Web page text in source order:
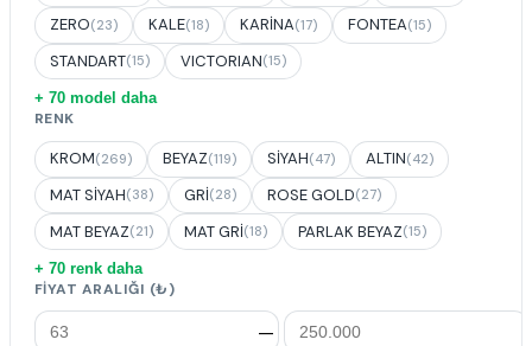
ZERO(23) KALE(18) KARİNA(17) FONTEA(15)
STANDART(15) VICTORIAN(15)
+ 70 model daha
RENK
KROM(269) BEYAZ(119) SİYAH(47) ALTIN(42)
MAT SİYAH(38) GRİ(28) ROSE GOLD(27)
MAT BEYAZ(21) MAT GRİ(18) PARLAK BEYAZ(15)
+ 70 renk daha
FIYAT ARALIĞI (₺)
—